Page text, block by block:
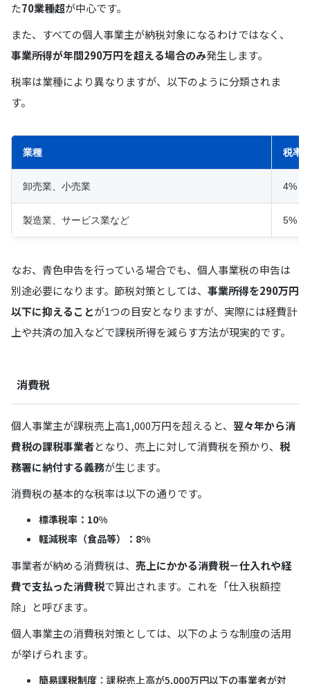
た70業種超が中心です。
また、すべての個人事業主が納税対象になるわけではなく、
事業所得が年間290万円を超える場合のみ発生します。
税率は業種により異なりますが、以下のように分類されま
す。
業種 税率
卸売業、小売業 4%
製造業、サービス業など 5%
なお、青色申告を行っている場合でも、個人事業税の申告は
別途必要になります。節税対策としては、 事業所得を290万円
以下に抑えることが1つの目安となりますが、実際には経費計
上や共済の加入などで課税所得を減らす方法が現実的です。
消費税
個人事業主が課税売上高1,000万円を超えると、 翌々年から消
費税の課税事業者となり、売上に対して消費税を預かり、 税
務署に納付する義務が生じます。
消費税の基本的な税率は以下の通りです。
標準税率：10%
軽減税率（食品等）：8%
事業者が納める消費税は、 売上にかかる消費税－仕入れや経
費で支払った消費税で算出されます。これを「仕入税額控
除」と呼びます。
個人事業主の消費税対策としては、以下のような制度の活用
が挙げられます。
簡易課税制度 ：課税売上高が5,000万円以下の事業者が対